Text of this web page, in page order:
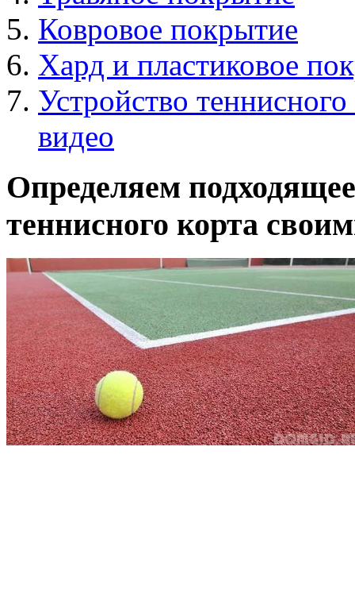
Ковровое покрытие
Хард и пластиковое
Устройство
видео
Определяем
теннисного корта